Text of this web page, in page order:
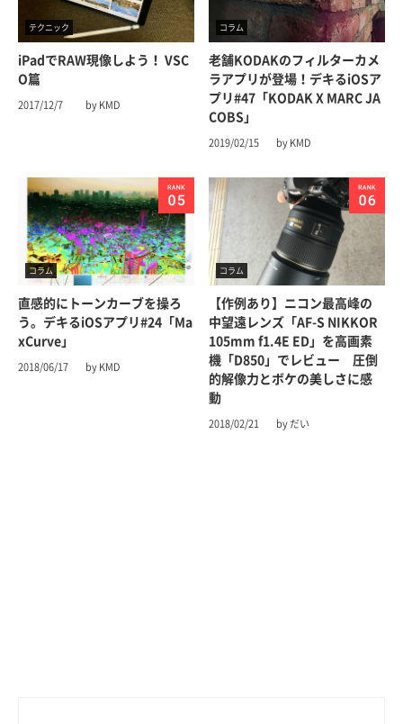
テクニック
iPadでRAW現像しよう！ VSC
O篇
2017/12/7 by KMD
コラム
老舗KODAKのフィルターカメ
ラアプリが登場！デキるiOSア
プリ#47「KODAK X MARC JA
COBS」
2019/02/15 by KMD
コラム
直感的にトーンカーブを操ろ
う。デキるiOSアプリ#24「Ma
xCurve」
2018/06/17 by KMD
コラム
【作例あり】ニコン最高峰の
中望遠レンズ「AF-S NIKKOR
105mm f1.4E ED」を高画素
機「D850」でレビュー 圧倒
的解像力とボケの美しさに感
動
2018/02/21 by だい